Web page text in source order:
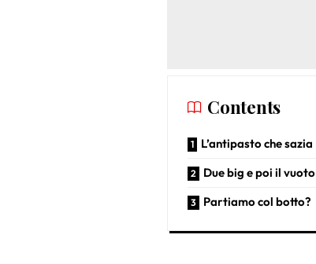
Contents
L’antipasto che sazia
Due big e poi il vuoto
Partiamo col botto?